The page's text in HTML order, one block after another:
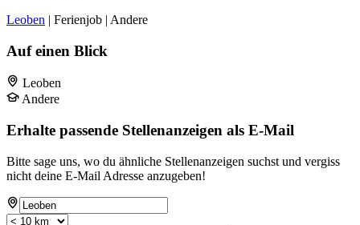
Leoben | Ferienjob | Andere
Auf einen Blick
Leoben
Andere
Erhalte passende Stellenanzeigen als E-Mail
Bitte sage uns, wo du ähnliche Stellenanzeigen suchst und vergiss
nicht deine E-Mail Adresse anzugeben!